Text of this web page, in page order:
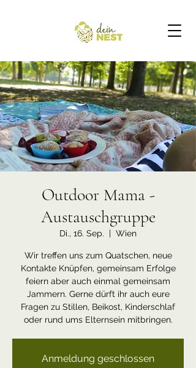
Outdoor Mama -
Austauschgruppe
Di., 16. Sep.
  |
Wien
Wir treffen uns zum Quatschen, neue
Kontakte Knüpfen, gemeinsam Erfolge
feiern aber auch einmal gemeinsam
Jammern. Gerne dürft ihr auch eure
Fragen zu Stillen, Beikost, Kinderschlaf
oder rund ums Elternsein mitbringen.
Anmeldung geschlossen